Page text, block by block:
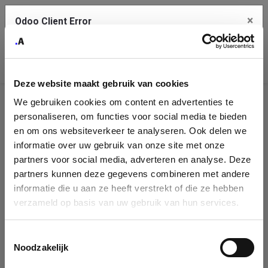
Deze website maakt gebruik van cookies
We gebruiken cookies om content en advertenties te
personaliseren, om functies voor social media te bieden
en om ons websiteverkeer te analyseren. Ook delen we
informatie over uw gebruik van onze site met onze
partners voor social media, adverteren en analyse. Deze
partners kunnen deze gegevens combineren met andere
informatie die u aan ze heeft verstrekt of die ze hebben
verzameld op basis van uw gebruik van hun services.
Noodzakelijk
Company
Identification
Please fill in your company details
You can search a company in our database by name, VAT or
enterprise ID. When a company is selected it will auto-complete the
form. If you don't find your company in our database, you can create
Odoo Client Error ×
service.
See details
Ok